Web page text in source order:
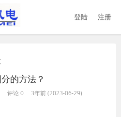
登陆 注册
的方法？
评论 0 3年前 (2023-06-29)